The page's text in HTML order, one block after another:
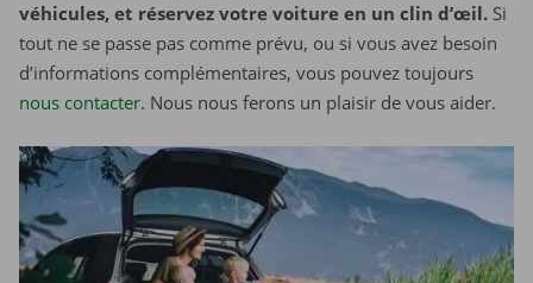
véhicules, et réservez votre voiture en un clin d’œil. Si
tout ne se passe pas comme prévu, ou si vous avez besoin
d’informations complémentaires, vous pouvez toujours
nous contacter. Nous nous ferons un plaisir de vous aider.